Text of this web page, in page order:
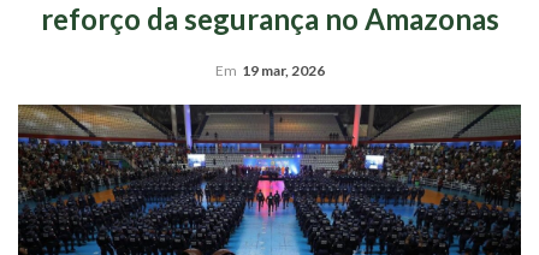
reforço da segurança no Amazonas
Em 19 mar, 2026